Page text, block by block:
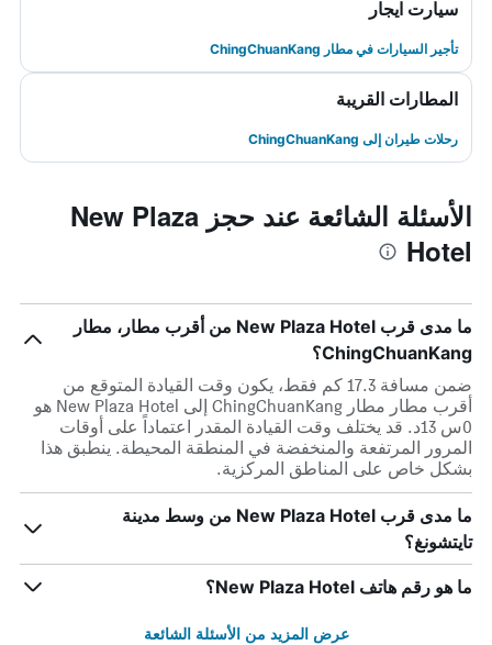
سيارت ايجار
تأجير السيارات في مطار ChingChuanKang
المطارات القريبة
رحلات طيران إلى ChingChuanKang
الأسئلة الشائعة عند حجز New Plaza
Hotel
ما مدى قرب New Plaza Hotel من أقرب مطار، مطار
ChingChuanKang؟
ضمن مسافة 17.3 كم فقط، يكون وقت القيادة المتوقع من
أقرب مطار مطار ChingChuanKang إلى New Plaza Hotel هو
0س 13د. قد يختلف وقت القيادة المقدر اعتماداً على أوقات
المرور المرتفعة والمنخفضة في المنطقة المحيطة. ينطبق هذا
بشكل خاص على المناطق المركزية.
ما مدى قرب New Plaza Hotel من وسط مدينة
تايتشونغ؟
ما هو رقم هاتف New Plaza Hotel؟
عرض المزيد من الأسئلة الشائعة